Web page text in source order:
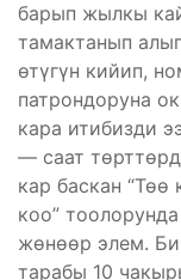
барып жылкы
тамактанып
өтүгүн кийип,
патрондоруна
кара итибизди
— саат
кар баскан “Төө
коо”
жөнөөр элем.
тарабы 10